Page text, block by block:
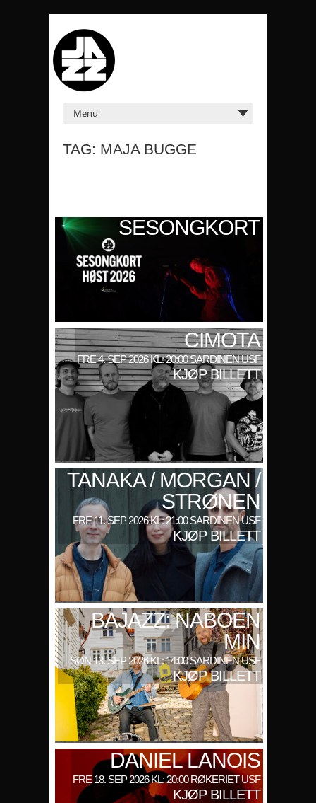
TAG: MAJA BUGGE
SESONGKORT
CIMOTA
FRE 4. SEP 2026 KL: 20:00 SARDINEN USF
KJØP BILLETT
TANAKA / MORGAN /
STRØNEN
FRE 11. SEP 2026 KL: 21:00 SARDINEN USF
KJØP BILLETT
BAJAZZ: NABOEN
MIN
SØN 13. SEP 2026 KL: 14:00 SARDINEN USF
KJØP BILLETT
DANIEL LANOIS
FRE 18. SEP 2026 KL: 20:00 RØKERIET USF
KJØP BILLETT